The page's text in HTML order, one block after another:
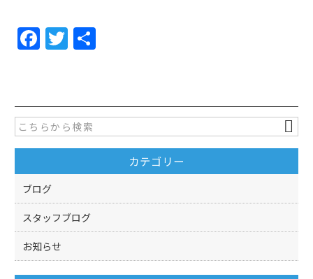
F
e
b
o
o
k
T
er
カテゴリー
ブログ
スタッフブログ
お知らせ